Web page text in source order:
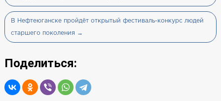
В Нефтеюганске пройдёт открытый фестиваль-конкурс людей
старшего поколения →
Поделиться: